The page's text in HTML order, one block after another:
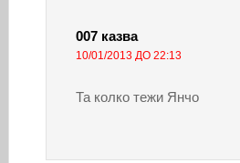
007 казва
10/01/2013 ДО 22:13
Та колко тежи Янчо